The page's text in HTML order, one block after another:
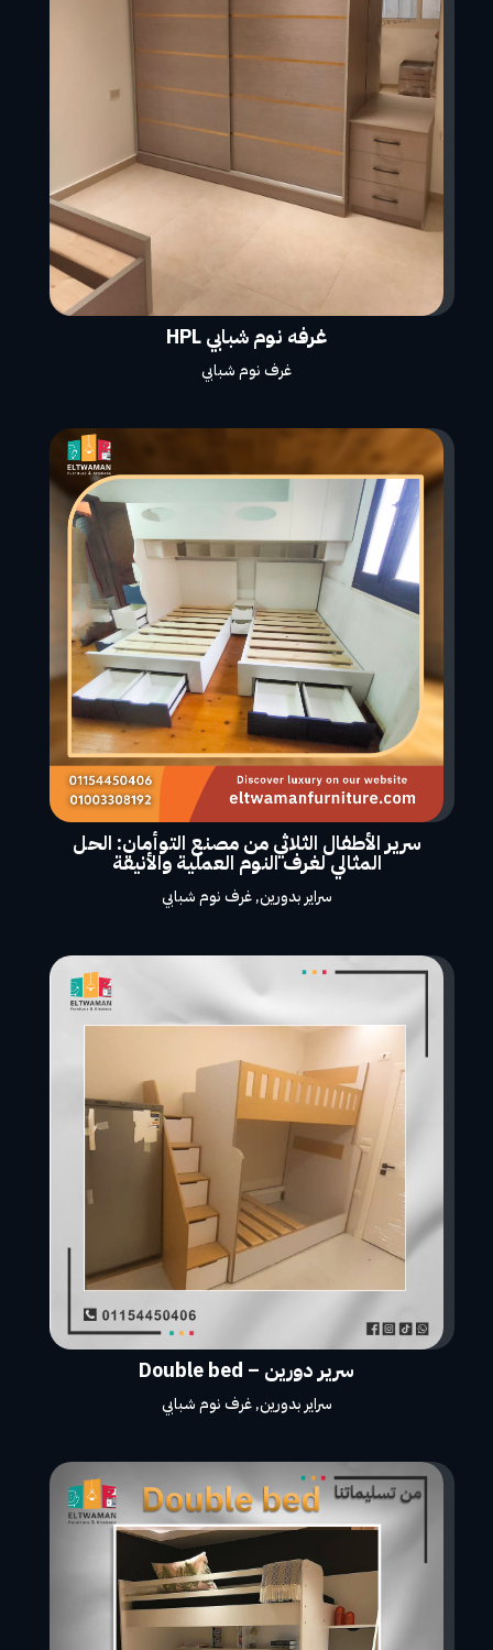
غرفه نوم شبابي HPL
غرف نوم شبابي
سرير الأطفال الثلاثي من مصنع التوأمان: الحل
المثالي لغرف النوم العملية والأنيقة
سراير بدورين,غرف نوم شبابي
سرير دورين – Double bed
سراير بدورين,غرف نوم شبابي